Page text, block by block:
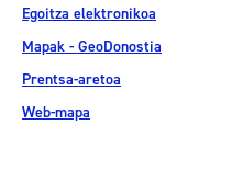
Egoitza elektronikoa
Mapak - GeoDonostia
Prentsa-aretoa
Web-mapa